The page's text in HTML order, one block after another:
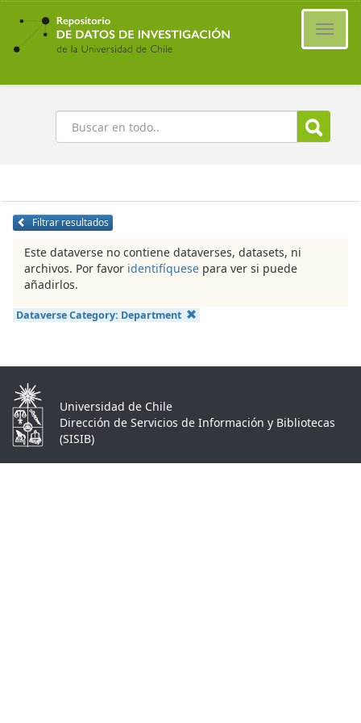
Ir
contenido
principal
Buscar
Filtrar resultados
Este dataverse no contiene dataverses, datasets, ni
archivos. Por favor identifíquese para ver si puede
añadirlos.
Dataverse Category: Department
Universidad de Chile
Dirección de Servicios de Información y Bibliotecas
(SISIB)